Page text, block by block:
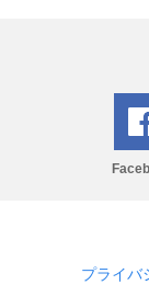
プライバ